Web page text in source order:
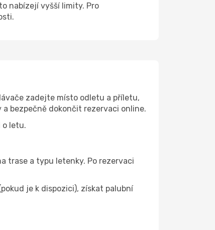
nabízejí vyšší limity. Pro
zadejte místo odletu a příletu,
bezpečně dokončit rezervaci online.
o letu.
trase a typu letenky. Po rezervaci
je k dispozici), získat palubní